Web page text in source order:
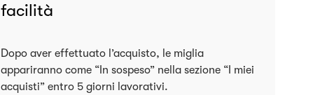
facilità
Dopo aver effettuato l’acquisto, le miglia
appariranno come “In sospeso” nella sezione “I miei
acquisti” entro 5 giorni lavorativi.